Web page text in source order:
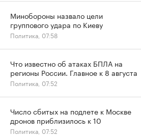
Минобороны назвало цели
группового удара по Киеву
Политика, 07:58
Что известно об атаках БПЛА на
регионы России. Главное к 8 августа
Политика, 07:52
Число сбитых на подлете к Москве
дронов приблизилось к 10
Политика, 07:52